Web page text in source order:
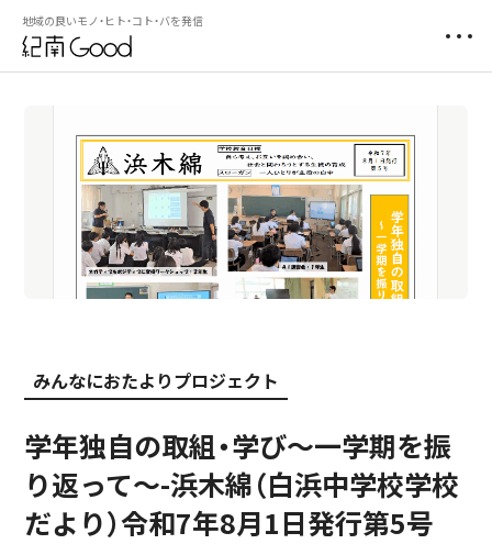
地域の良いモノ・ヒト・コト・バを発信
みんなにおたよりプロジェクト
学年独自の取組・学び～一学期を振
り返って～-浜木綿（白浜中学校学校
だより）令和7年8月1日発行第5号